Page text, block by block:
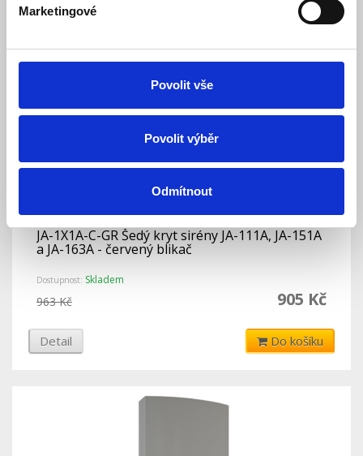
Marketingové
Povolit vše
Povolit výběr
Odmítnout
Detail Do košíku
JA-1X1A-C-GR Šedý kryt sirény JA-111A, JA-151A
a JA-163A - červený blikač
Dostupnost: Skladem
905 Kč
963 Kč
Detail Do košíku